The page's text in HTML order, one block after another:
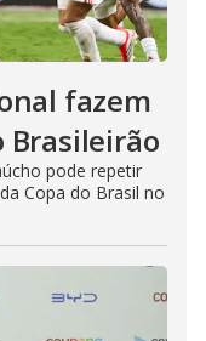
fazem
Brasileirão
pode repetir
Copa do Brasil no